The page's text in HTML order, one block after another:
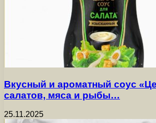
Вкусный и ароматный соус
салатов, мяса и рыбы…
25.11.2025